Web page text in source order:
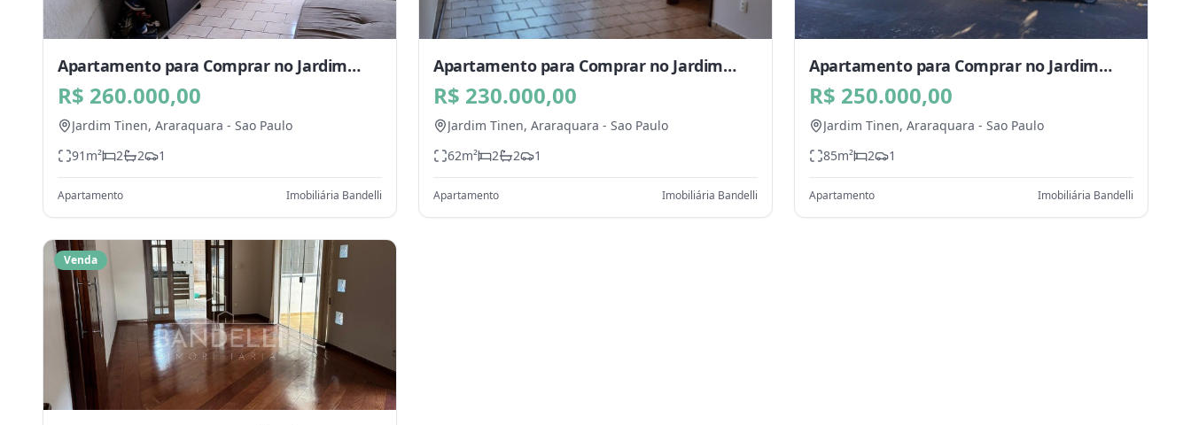
Apartamento para Comprar no Jardim
Tinen, Araraquara - SP
R$ 260.000,00
Jardim Tinen, Araraquara - Sao Paulo
91 m² 2 2 1
Apartamento Imobiliária Bandelli
Apartamento para Comprar no Jardim
Tinen, Araraquara - SP
R$ 230.000,00
Jardim Tinen, Araraquara - Sao Paulo
62m² 2 2 1
Apartamento Imobiliária Bandelli
Apartamento para Comprar no Jardim
Tinen, Araraquara - SP
R$ 250.000,00
Jardim Tinen, Araraquara - Sao Paulo
85m² 2 1
Apartamento Imobiliária Bandelli
Venda